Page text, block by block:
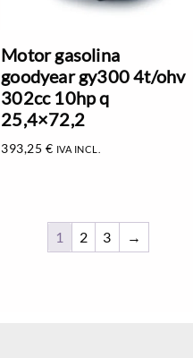
Motor gasolina
goodyear gy300 4t/ohv
302cc 10hp q
25,4×72,2
393,25 € IVA INCL.
1 2 3 →